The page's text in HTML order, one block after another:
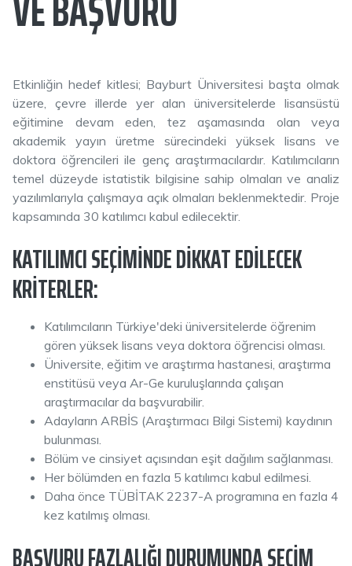
Etkinliğin hedef kitlesi; Bayburt Üniversitesi başta olmak
üzere, çevre illerde yer alan üniversitelerde lisansüstü
eğitimine devam eden, tez aşamasında olan veya
akademik yayın üretme sürecindeki yüksek lisans ve
doktora öğrencileri ile genç araştırmacılardır. Katılımcıların
temel düzeyde istatistik bilgisine sahip olmaları ve analiz
yazılımlarıyla çalışmaya açık olmaları beklenmektedir. Proje
kapsamında 30 katılımcı kabul edilecektir.
KATILIMCI SEÇIMINDE DIKKAT EDILECEK
KRITERLER:
Katılımcıların Türkiye'deki üniversitelerde öğrenim
gören yüksek lisans veya doktora öğrencisi olması.
Üniversite, eğitim ve araştırma hastanesi, araştırma
enstitüsü veya Ar-Ge kuruluşlarında çalışan
araştırmacılar da başvurabilir.
Adayların ARBİS (Araştırmacı Bilgi Sistemi) kaydının
bulunması.
Bölüm ve cinsiyet açısından eşit dağılım sağlanması.
Her bölümden en fazla 5 katılımcı kabul edilmesi.
Daha önce TÜBİTAK 2237-A programına en fazla 4
kez katılmış olması.
BAŞVURU FAZLALIĞI DURUMUNDA SEÇIM